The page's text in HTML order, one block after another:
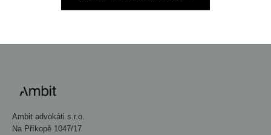
Ambit advokáti s.r.o.
Na Příkopě 1047/17